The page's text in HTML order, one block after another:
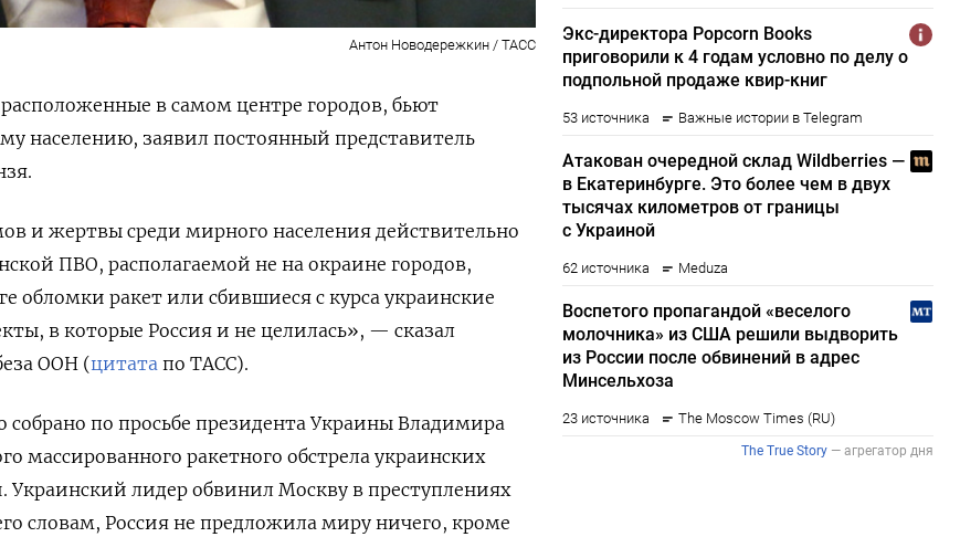
Антон Новодережкин / ТАСС
в самом центре городов, бьют
населению, заявил постоянный представитель
и жертвы среди мирного населения действительно
ПВО, располагаемой не на окраине городов,
обломки ракет или сбившиеся с курса украинские
в которые Россия и не целилась», — сказал
ООН (цитата по ТАСС).
собрано по просьбе президента Украины Владимира
массированного ракетного обстрела украинских
Украинский лидер обвинил Москву в преступлениях
словам, Россия не предложила миру ничего, кроме